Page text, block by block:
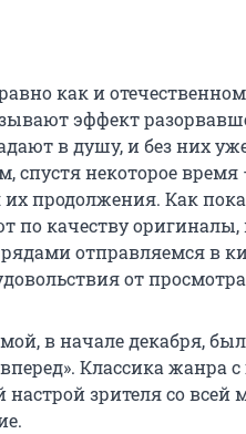
как и
эффект
в душу, и без них
спустя некоторое
продолжения. Как
по качеству
отправляемся в
от
в начале декабря,
Классика жанра
зрителя со